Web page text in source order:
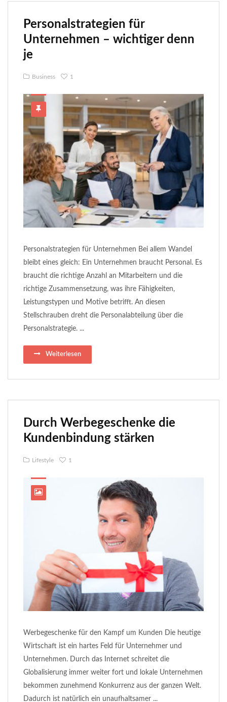
Personalstrategien für
Unternehmen – wichtiger denn
je
Business 1
Personalstrategien für Unternehmen Bei allem Wandel
bleibt eines gleich: Ein Unternehmen braucht Personal. Es
braucht die richtige Anzahl an Mitarbeitern und die
richtige Zusammensetzung, was ihre Fähigkeiten,
Leistungstypen und Motive betrifft. An diesen
Stellschrauben dreht die Personalabteilung über die
Personalstrategie. ...
Weiterlesen
Durch Werbegeschenke die
Kundenbindung stärken
Lifestyle 1
Werbegeschenke für den Kampf um Kunden Die heutige
Wirtschaft ist ein hartes Feld für Unternehmer und
Unternehmen. Durch das Internet schreitet die
Globalisierung immer weiter fort und lokale Unternehmen
bekommen zunehmend Konkurrenz aus der ganzen Welt.
Dadurch ist natürlich ein unaufhaltsamer ...